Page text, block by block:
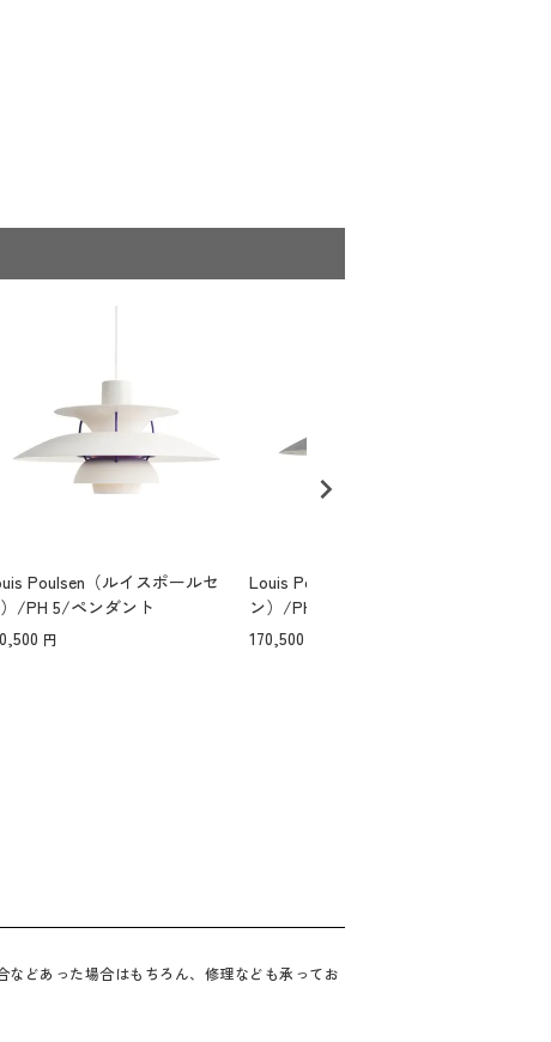
Poulsen（ルイスポールセ
/PH 5/ペンダント
Louis Poulsen（ルイスポールセ
ン）/PH 5 Retake/ペンダント
170,500
どあった場合はもちろん、修理なども承ってお